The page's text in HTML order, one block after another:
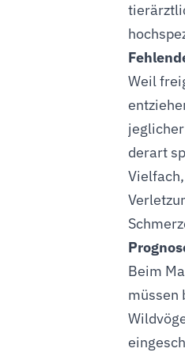
Weil
derart
Beim
müssen